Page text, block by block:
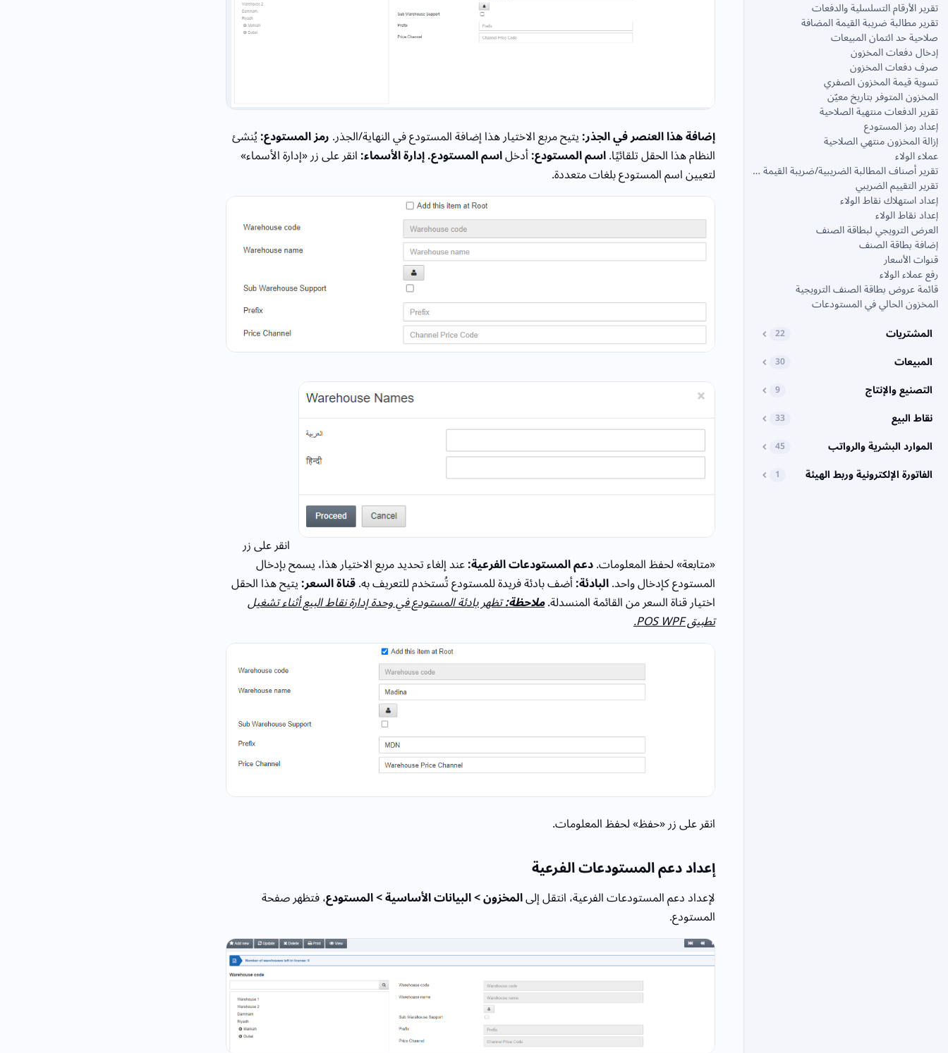
تقرير الأرقام التسلسلية والدفعات
تقرير مطالبة ضريبة القيمة المضافة
صلاحية حد ائتمان المبيعات
إدخال دفعات المخزون
صرف دفعات المخزون
تسوية قيمة المخزون الصفري
المخزون المتوفر بتاريخ معيّن
تقرير الدفعات منتهية الصلاحية
إعداد رمز المستودع
إزالة المخزون منتهي الصلاحية
عملاء الولاء
تقرير أصناف المطالبة الضريبية/ضريبة القيمة المضافة
تقرير التقييم الضريبي
إعداد استهلاك نقاط الولاء
إعداد نقاط الولاء
العرض الترويجي لبطاقة الصنف
إضافة بطاقة الصنف
قنوات الأسعار
رفع عملاء الولاء
قائمة عروض بطاقة الصنف الترويجية
المخزون الحالي في المستودعات
المشتريات
22
المبيعات 30
التصنيع والإنتاج 9
نقاط البيع 33
الموارد البشرية والرواتب 45
الفاتورة الإلكترونية وربط الهيئة 1
إضافة هذا العنصر في الجذر:يتيح مربع الاختيار هذا إضافة المستودع في النهاية/الجذر.رمز المستودع:يُنشئ
النظام هذا الحقل تلقائيًا.اسم المستودع:أدخلاسم المستودع.إدارة الأسماء:انقر على زر «إدارة الأسماء»
لتعيين اسم المستودع بلغات متعددة.
انقر على زر
«متابعة» لحفظ المعلومات.دعم المستودعات الفرعية:عند إلغاء تحديد مربع الاختيار هذا، يسمح بإدخال
المستودع كإدخال واحد.البادئة:أضف بادئة فريدة للمستودع تُستخدم للتعريف به.قناة السعر:يتيح هذا الحقل
اختيار قناة السعر من القائمة المنسدلة.ملاحظة:تظهر بادئة المستودع في وحدة إدارة نقاط البيع أثناء تشغيل
تطبيق POS WPF.
انقر على زر «حفظ» لحفظ المعلومات.
إعداد دعم المستودعات الفرعية
لإعداد دعم المستودعات الفرعية، انتقل إلىالمخزون > البيانات الأساسية > المستودع، فتظهر صفحة
المستودع.